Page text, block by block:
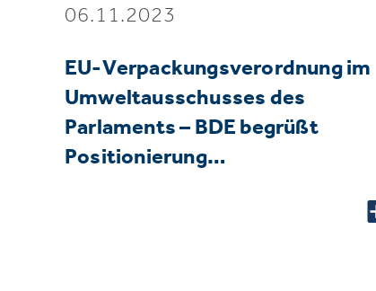
06.11.2023
EU-Verpackungsverordnung im
Umweltausschusses des
Parlaments – BDE begrüßt
Positionierung…